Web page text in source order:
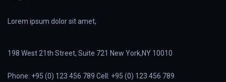
Lorem ipsum dolor sit amet,
198 West 21th Street, Suite 721 New York,NY 10010
Phone: +95 (0) 123 456 789 Cell: +95 (0) 123 456 789